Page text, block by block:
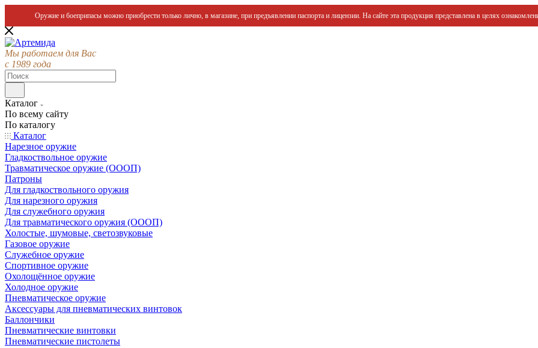
Оружие и боеприпасы можно приобрести только лично, в магазине, при предъявлении паспорта и лицензии. На сайте эта продукция представлена в целях
Мы работаем для Вас
с 1989 года
Каталог
По всему сайту
По каталогу
Каталог
Нарезное оружие
Гладкоствольное оружие
Травматическое оружие (ОООП)
Патроны
Для гладкоствольного оружия
Для нарезного оружия
Для служебного оружия
Для травматического оружия (ОООП)
Холостые, шумовые, светозвуковые
Газовое оружие
Служебное оружие
Спортивное оружие
Охолощённое оружие
Холодное оружие
Пневматическое оружие
Аксессуары для пневматических винтовок
Баллончики
Пневматические винтовки
Пневматические пистолеты